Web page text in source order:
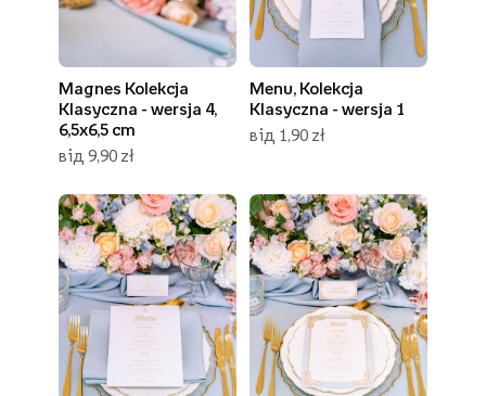
Magnes Kolekcja
Klasyczna - wersja 4,
6,5x6,5 cm
від 9,90 zł
Menu, Kolekcja
Klasyczna - wersja 1
від 1,90 zł